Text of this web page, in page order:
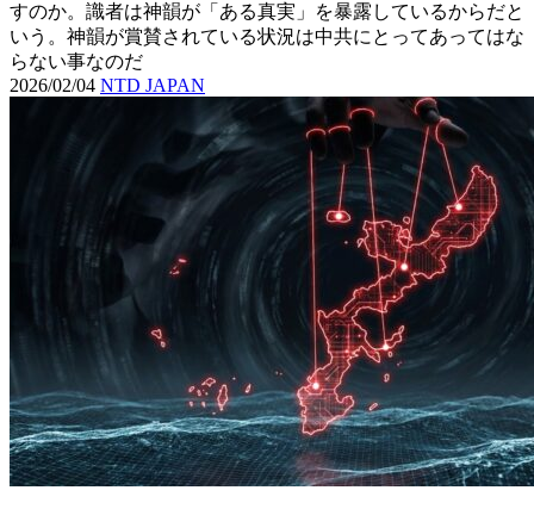
すのか。識者は神韻が「ある真実」を暴露しているからだと
いう。神韻が賞賛されている状況は中共にとってあってはな
らない事なのだ
2026/02/04 NTD JAPAN